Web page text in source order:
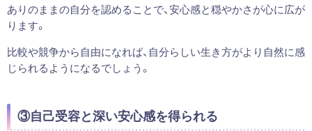
ありのままの自分を認めることで、安心感と穏やかさが心に広が
ります。
比較や競争から自由になれば、自分らしい生き方がより自然に感
じられるようになるでしょう。
③自己受容と深い安心感を得られる